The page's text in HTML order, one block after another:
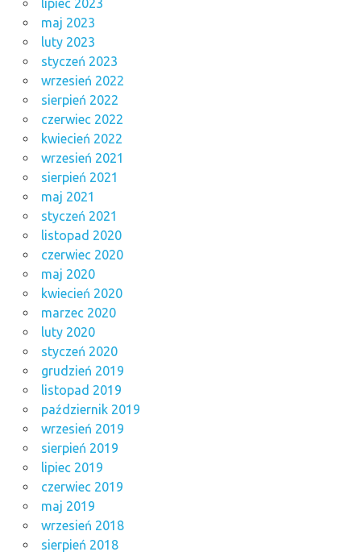
lipiec 2023
maj 2023
luty 2023
styczeń 2023
wrzesień 2022
sierpień 2022
czerwiec 2022
kwiecień 2022
wrzesień 2021
sierpień 2021
maj 2021
styczeń 2021
listopad 2020
czerwiec 2020
maj 2020
kwiecień 2020
marzec 2020
luty 2020
styczeń 2020
grudzień 2019
listopad 2019
październik 2019
wrzesień 2019
sierpień 2019
lipiec 2019
czerwiec 2019
maj 2019
wrzesień 2018
sierpień 2018